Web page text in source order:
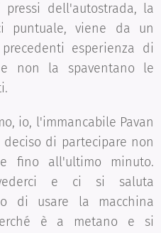
dell'autostrada, la
puntuale, viene da un
esperienza di
non la spaventano le
io, l'immancabile Pavan
di partecipare non
fino all'ultimo minuto.
e ci si saluta
di usare la macchina
è a metano e si